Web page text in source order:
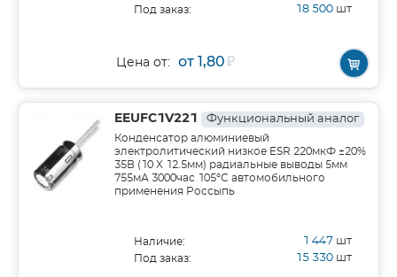
Под заказ: 18 500 шт
Цена от: от 1,80₽
EEUFC1V221 Функциональный аналог
Конденсатор алюминиевый
электролитический низкое ESR 220мкФ ±20%
35В (10 X 12.5мм) радиальные выводы 5мм
755мА 3000час 105°С автомобильного
применения Россыпь
Наличие: 1 447 шт
Под заказ: 15 330 шт